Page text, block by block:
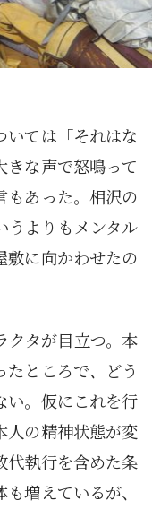
いては「それはな
きな声で怒鳴って
もあった。相沢の
うよりもメンタル
敷に向かわせたの
クタが目立つ。本
ところで、どう
い。仮にこれを行
人の精神状態が変
執行を含めた条
増えているが、